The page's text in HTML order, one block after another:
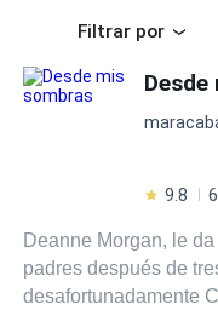
Filtrar por
9.8
Deanne Morgan, le
padres después de
desafortunadamente